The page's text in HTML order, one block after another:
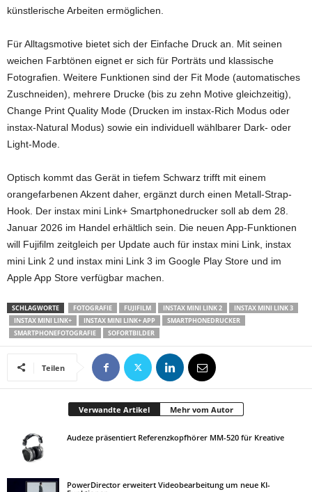
künstlerische Arbeiten ermöglichen.
Für Alltagsmotive bietet sich der Einfache Druck an. Mit seinen
weichen Farbtönen eignet er sich für Porträts und klassische
Fotografien. Weitere Funktionen sind der Fit Mode (automatisches
Zuschneiden), mehrere Drucke (bis zu zehn Motive gleichzeitig),
Change Print Quality Mode (Drucken im instax-Rich Modus oder
instax-Natural Modus) sowie ein individuell wählbarer Dark- oder
Light-Mode.
Optisch kommt das Gerät in tiefem Schwarz trifft mit einem
orangefarbenen Akzent daher, ergänzt durch einen Metall-Strap-
Hook. Der instax mini Link+ Smartphonedrucker soll ab dem 28.
Januar 2026 im Handel erhältlich sein. Die neuen App-Funktionen
will Fujifilm zeitgleich per Update auch für instax mini Link, instax
mini Link 2 und instax mini Link 3 im Google Play Store und im
Apple App Store verfügbar machen.
SCHLAGWORTE FOTOGRAFIE FUJIFILM INSTAX MINI LINK 2
INSTAX MINI LINK 3
INSTAX MINI LINK+
INSTAX MINI LINK+ APP
SMARTPHONEDRUCKER
SMARTPHONEFOTOGRAFIE
SOFORTBILDER
Teilen
Verwandte Artikel Mehr vom Autor
Audeze präsentiert Referenzkopfhörer MM-520 für Kreative
PowerDirector erweitert Videobearbeitung um neue KI-